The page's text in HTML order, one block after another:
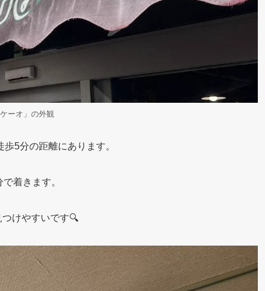
ケーオ」の外観
5分の距離にあります。
着きます。
けやすいです🔍